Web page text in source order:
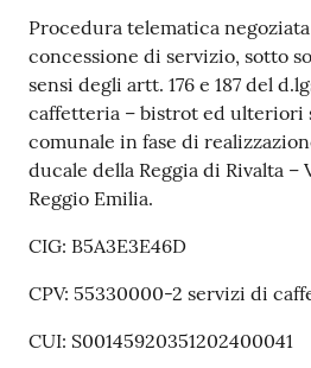
Procedura telematica
concessione di servizio, sotto
sensi degli artt. 176 e 187 del
caffetteria – bistrot ed
comunale in fase di
ducale della Reggia di Rivalta –
Reggio Emilia.
CIG: B5A3E3E46D
CPV: 55330000-2 servizi di
CUI: S00145920351202400041